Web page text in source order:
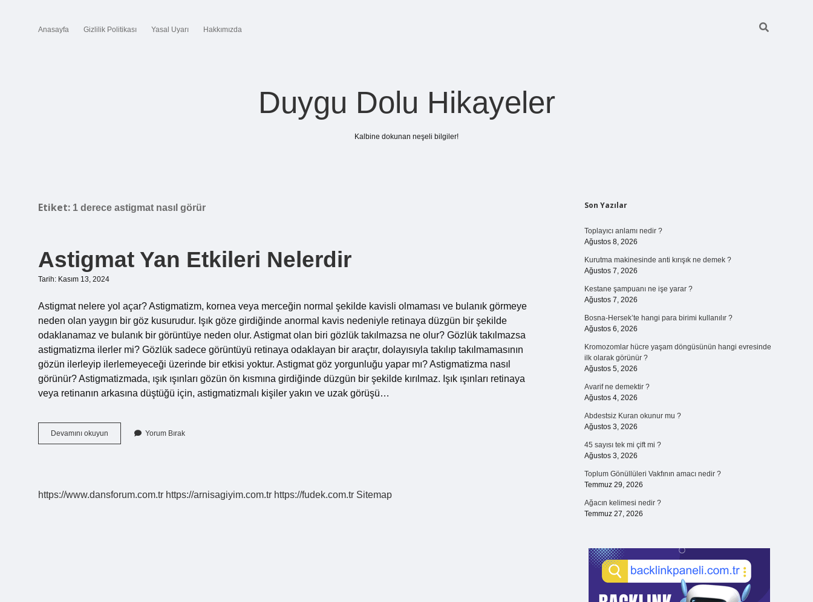
Anasayfa Gizlilik Politikası Yasal Uyarı Hakkımızda
Duygu Dolu Hikayeler
Kalbine dokunan neşeli bilgiler!
Etiket: 1 derece astigmat nasıl görür
Astigmat Yan Etkileri Nelerdir
Tarih: Kasım 13, 2024
Astigmat nelere yol açar? Astigmatizm, kornea veya merceğin normal şekilde kavisli olmaması ve bulanık görmeye
neden olan yaygın bir göz kusurudur. Işık göze girdiğinde anormal kavis nedeniyle retinaya düzgün bir şekilde
odaklanamaz ve bulanık bir görüntüye neden olur. Astigmat olan biri gözlük takılmazsa ne olur? Gözlük takılmazsa
astigmatizma ilerler mi? Gözlük sadece görüntüyü retinaya odaklayan bir araçtır, dolayısıyla takılıp takılmamasının
gözün ilerleyip ilerlemeyeceği üzerinde bir etkisi yoktur. Astigmat göz yorgunluğu yapar mı? Astigmatizma nasıl
görünür? Astigmatizmada, ışık ışınları gözün ön kısmına girdiğinde düzgün bir şekilde kırılmaz. Işık ışınları retinaya
veya retinanın arkasına düştüğü için, astigmatizmalı kişiler yakın ve uzak görüşü…
Devamını okuyun Astigmat
Yan
Yorum Bırak
https://www.dansforum.com.tr https://arnisagiyim.com.tr https://fudek.com.tr Sitemap
Sidebar
Son Yazılar
Toplayıcı anlamı nedir ?
Ağustos 8, 2026
Kurutma makinesinde anti kırışık ne demek ?
Ağustos 7, 2026
Kestane şampuanı ne işe yarar ?
Ağustos 7, 2026
Bosna-Hersek’te hangi para birimi kullanılır ?
Ağustos 6, 2026
Kromozomlar hücre yaşam döngüsünün hangi evresinde
ilk olarak görünür ?
Ağustos 5, 2026
Avarif ne demektir ?
Ağustos 4, 2026
Abdestsiz Kuran okunur mu ?
Ağustos 3, 2026
45 sayısı tek mi çift mi ?
Ağustos 3, 2026
Toplum Gönüllüleri Vakfının amacı nedir ?
Temmuz 29, 2026
Ağacın kelimesi nedir ?
Temmuz 27, 2026
ilbet girişhttps://betexpergiris.casino/